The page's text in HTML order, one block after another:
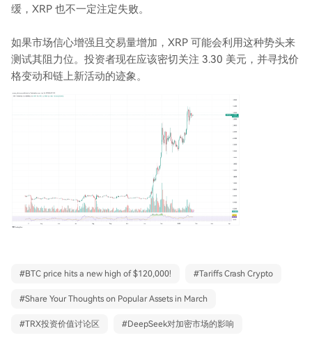
缓，XRP 也不一定注定失败。
如果市场信心增强且交易量增加，XRP 可能会利用这种势头来
测试其阻力位。投资者现在应该密切关注 3.30 美元，并寻找价
格变动和链上新活动的迹象。
#BTC price hits a new high of $120,000! #Tariffs Crash Crypto
#Share Your Thoughts on Popular Assets in March
#TRX投资价值讨论区 #DeepSeek对加密市场的影响